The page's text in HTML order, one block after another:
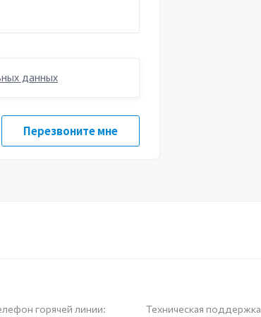
горячей линии: Техническая поддержка